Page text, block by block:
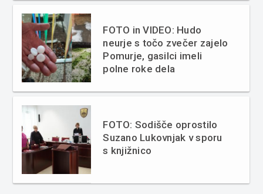
FOTO in VIDEO: Hudo
neurje s točo zvečer zajelo
Pomurje, gasilci imeli
polne roke dela
FOTO: Sodišče oprostilo
Suzano Lukovnjak v sporu
s knjižnico